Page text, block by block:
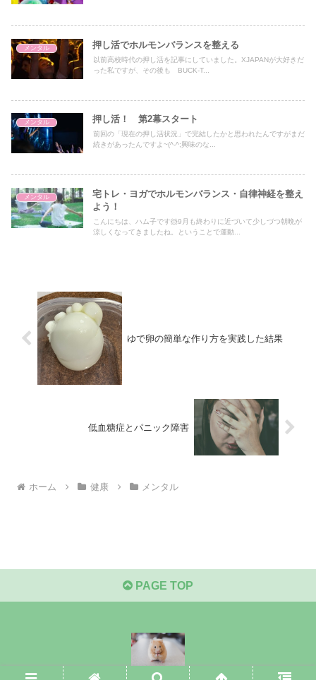
メンタル 押し活でホルモンバランスを整える
以前高校時代の押し活を記事にしていました。XJAPANが大好きだ
った私ですが、その後も BUCK-T...
メンタル 押し活！ 第2幕スタート
前回の「現在の押し活状況」で完結したかと思われたんですがまだ
続きがあったんですよ~(^-^;興味のな...
メンタル
宅トレ・ヨガでホルモンバランス・自律神経を整え
よう！
こんにちは、ハム子です🐹9月も終わりに近づいて少しづつ朝晩が
涼しくなってきましたね。ということで運動...
ゆで卵の簡単な作り方を実践した結果
低血糖症とパニック障害
ホーム 健康 メンタル
PAGE TOP